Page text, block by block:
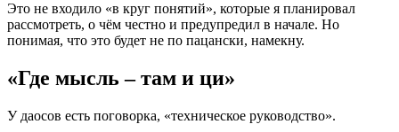
Это не входило «в круг понятий», которые я планировал
рассмотреть, о чём честно и предупредил в начале. Но
понимая, что это будет не по пацански, намекну.
«Где мысль – там и ци»
У даосов есть поговорка, «техническое руководство».